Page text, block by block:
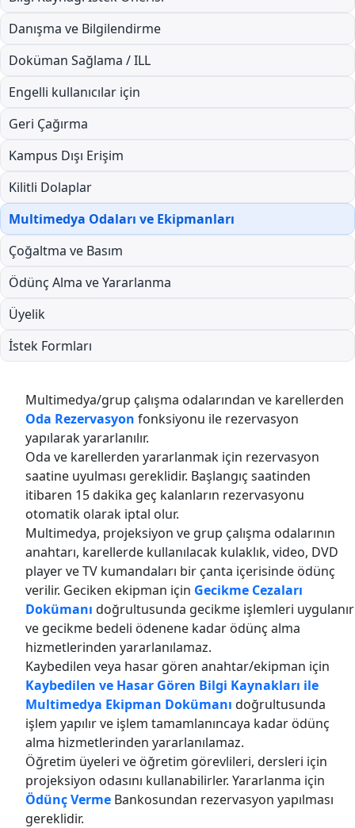
Danışma ve Bilgilendirme
Doküman Sağlama / ILL
Engelli kullanıcılar için
Geri Çağırma
Kampus Dışı Erişim
Kilitli Dolaplar
Multimedya Odaları ve Ekipmanları
Çoğaltma ve Basım
Ödünç Alma ve Yararlanma
Üyelik
İstek Formları
Multimedya/grup çalışma odalarından ve karellerden
Oda Rezervasyon fonksiyonu ile rezervasyon
yapılarak yararlanılır.
Oda ve karellerden yararlanmak için rezervasyon
saatine uyulması gereklidir. Başlangıç saatinden
itibaren 15 dakika geç kalanların rezervasyonu
otomatik olarak iptal olur.
Multimedya, projeksiyon ve grup çalışma odalarının
anahtarı, karellerde kullanılacak kulaklık, video, DVD
player ve TV kumandaları bir çanta içerisinde ödünç
verilir. Geciken ekipman için Gecikme Cezaları
Dokümanı doğrultusunda gecikme işlemleri uygulanır
ve gecikme bedeli ödenene kadar ödünç alma
hizmetlerinden yararlanılamaz.
Kaybedilen veya hasar gören anahtar/ekipman için
Kaybedilen ve Hasar Gören Bilgi Kaynakları ile
Multimedya Ekipman Dokümanı doğrultusunda
işlem yapılır ve işlem tamamlanıncaya kadar ödünç
alma hizmetlerinden yararlanılamaz.
Öğretim üyeleri ve öğretim görevlileri, dersleri için
projeksiyon odasını kullanabilirler. Yararlanma için
Ödünç Verme Bankosundan rezervasyon yapılması
gereklidir.